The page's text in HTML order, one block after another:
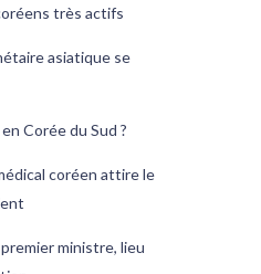
très actifs
asiatique se
Corée du Sud ?
coréen attire le
ministre, lieu